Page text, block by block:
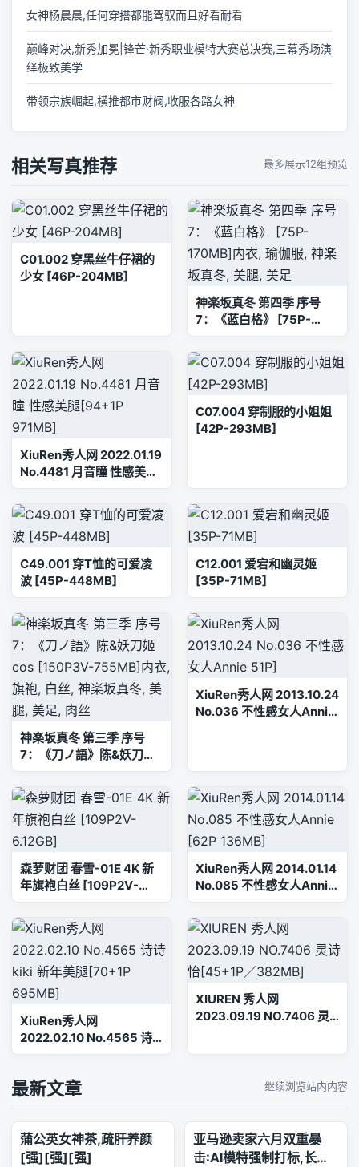
女神杨晨晨,任何穿搭都能驾驭而且好看耐看
巅峰对决,新秀加冕|锋芒·新秀职业模特大赛总决赛,三幕秀场演
绎极致美学
带领宗族崛起,横推都市财阀,收服各路女神
相关写真推荐 最多展示12组预览
C01.002 穿黑丝牛仔裙的
少女 [46P-204MB]
神楽坂真冬 第四季 序号
7：《蓝白格》 [75P-
170MB]内衣, 瑜伽服, 神楽
坂真冬, 美腿, 美足
XiuRen秀人网 2022.01.19
No.4481 月音瞳 性感美腿
[94+1P 971MB]
C07.004 穿制服的小姐姐
[42P-293MB]
C49.001 穿T恤的可爱凌
波 [45P-448MB]
C12.001 爱宕和幽灵姬
[35P-71MB]
神楽坂真冬 第三季 序号
7：《刀ノ語》陈&妖刀姬
cos [150P3V-755MB]内
衣, 旗袍, 白丝, 神楽坂真冬,
美腿, 美足, 肉丝
XiuRen秀人网 2013.10.24
No.036 不性感女人Annie
森萝财团 春雪-01E 4K 新
年旗袍白丝 [109P2V-
6.12GB]
XiuRen秀人网 2014.01.14
No.085 不性感女人Annie
[62P 136MB]
XiuRen秀人网
2022.02.10 No.4565 诗
诗kiki 新年美腿[70+1P
XIUREN 秀人网
2023.09.19 NO.7406 灵
最新文章 继续浏览站内内容
蒲公英女神茶,疏肝养颜
[强][强][强]
亚马逊卖家六月双重暴
击:AI模特强制打标,长标